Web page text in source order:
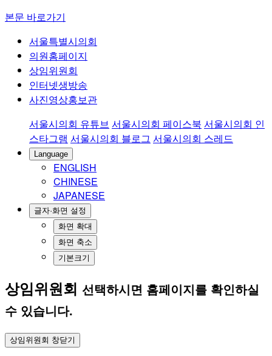
본문 바로가기
서울특별시의회
의원홈페이지
상임위원회
인터넷생방송
사진영상홍보관
서울시의회 유튜브 서울시의회 페이스북 서울시의회 인
스타그램 서울시의회 블로그 서울시의회 스레드
Language
ENGLISH
CHINESE
JAPANESE
글자·화면 설정
화면 확대
화면 축소
기본크기
상임위원회 선택하시면 홈페이지를 확인하실
수 있습니다.
상임위원회 창닫기